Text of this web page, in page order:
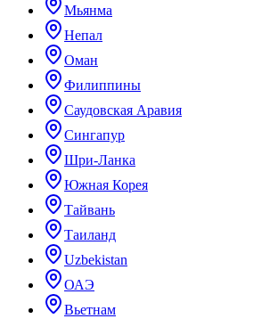
Мьянма
Непал
Оман
Филиппины
Саудовская Аравия
Сингапур
Шри-Ланка
Южная Корея
Тайвань
Таиланд
Uzbekistan
ОАЭ
Вьетнам